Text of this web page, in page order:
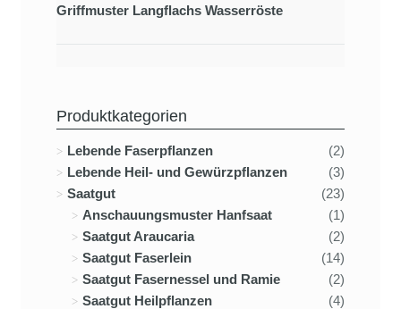
Griffmuster Langflachs Wasserröste
Produktkategorien
Lebende Faserpflanzen
(2)
Lebende Heil- und Gewürzpflanzen
(3)
Saatgut
(23)
Anschauungsmuster Hanfsaat
(1)
Saatgut Araucaria
(2)
Saatgut Faserlein
(14)
Saatgut Fasernessel und Ramie
(2)
Saatgut Heilpflanzen
(4)